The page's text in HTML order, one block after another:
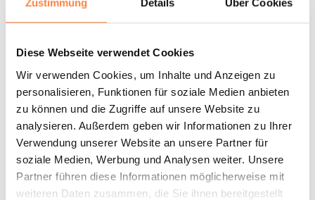
Zustimmung Details Über Cookies
Diese Webseite verwendet Cookies
Wir verwenden Cookies, um Inhalte und Anzeigen zu
personalisieren, Funktionen für soziale Medien anbieten
zu können und die Zugriffe auf unsere Website zu
analysieren. Außerdem geben wir Informationen zu Ihrer
Verwendung unserer Website an unsere Partner für
soziale Medien, Werbung und Analysen weiter. Unsere
Partner führen diese Informationen möglicherweise mit
weiteren Daten zusammen, die Sie ihnen bereitgestellt